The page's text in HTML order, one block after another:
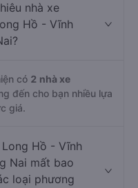
nhà xe
Hồ - Vĩnh
có 2 nhà xe
đến cho bạn nhiều lựa
giá.
Hồ - Vĩnh
Nai mất bao
loại phương